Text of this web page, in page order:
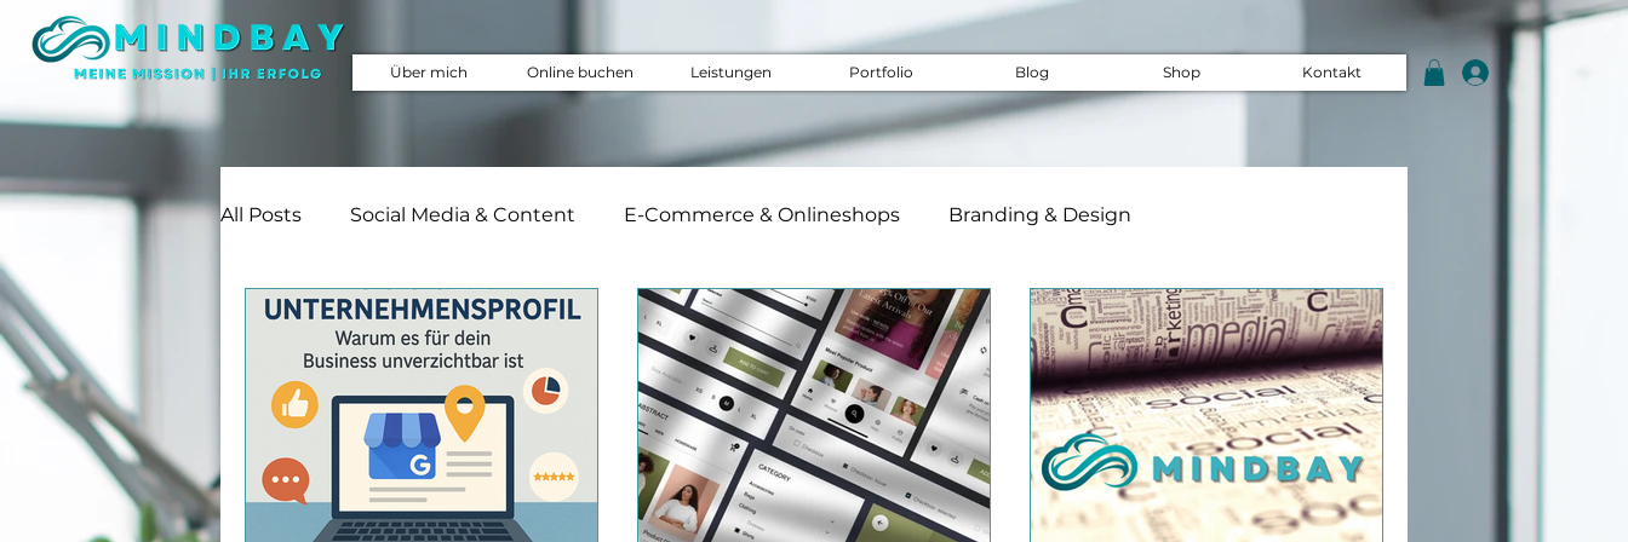
Über mich Online buchen Leistungen Portfolio Blog Shop Kontakt
All Posts Social Media & Content E-Commerce & Onlineshops Branding & Design
Webseiten & Online-Auftritt Unternehmensstrategie Virtuelle Assistenz & Organisation
Marketing & Werbung Best Practices & Case Studies Tools & Technik MindBay Insights